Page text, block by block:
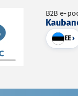
B2B e-
EE›